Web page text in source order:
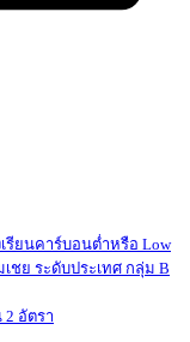
รียนคาร์บอนต่ำหรือ Low
เชย ระดับประเทศ กลุ่ม B
อัตรา